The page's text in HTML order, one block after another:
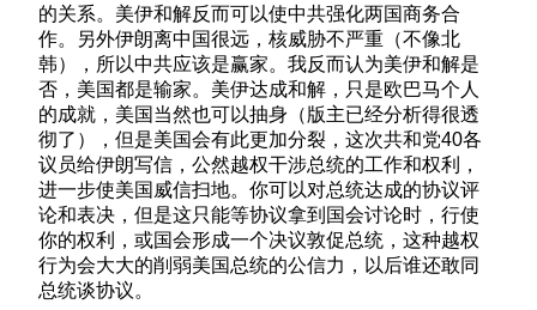
的关系。美伊和解反而可以使中共强化两国商务合
作。另外伊朗离中国很远，核威胁不严重（不像北
韩），所以中共应该是赢家。我反而认为美伊和解是
否，美国都是输家。美伊达成和解，只是欧巴马个人
的成就，美国当然也可以抽身（版主已经分析得很透
彻了），但是美国会有此更加分裂，这次共和党40各
议员给伊朗写信，公然越权干涉总统的工作和权利，
进一步使美国威信扫地。你可以对总统达成的协议评
论和表决，但是这只能等协议拿到国会讨论时，行使
你的权利，或国会形成一个决议敦促总统，这种越权
行为会大大的削弱美国总统的公信力，以后谁还敢同
总统谈协议。